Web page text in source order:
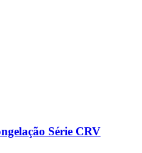
Série CRV